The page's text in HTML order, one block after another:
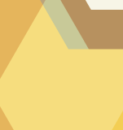
contenu